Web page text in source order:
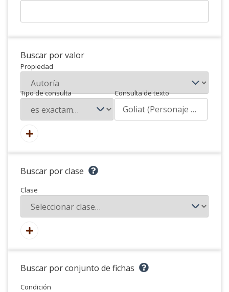
Buscar por valor
Propiedad
Tipo de consulta Consulta de texto
Buscar por clase
Clase
Buscar por conjunto de fichas
Condición